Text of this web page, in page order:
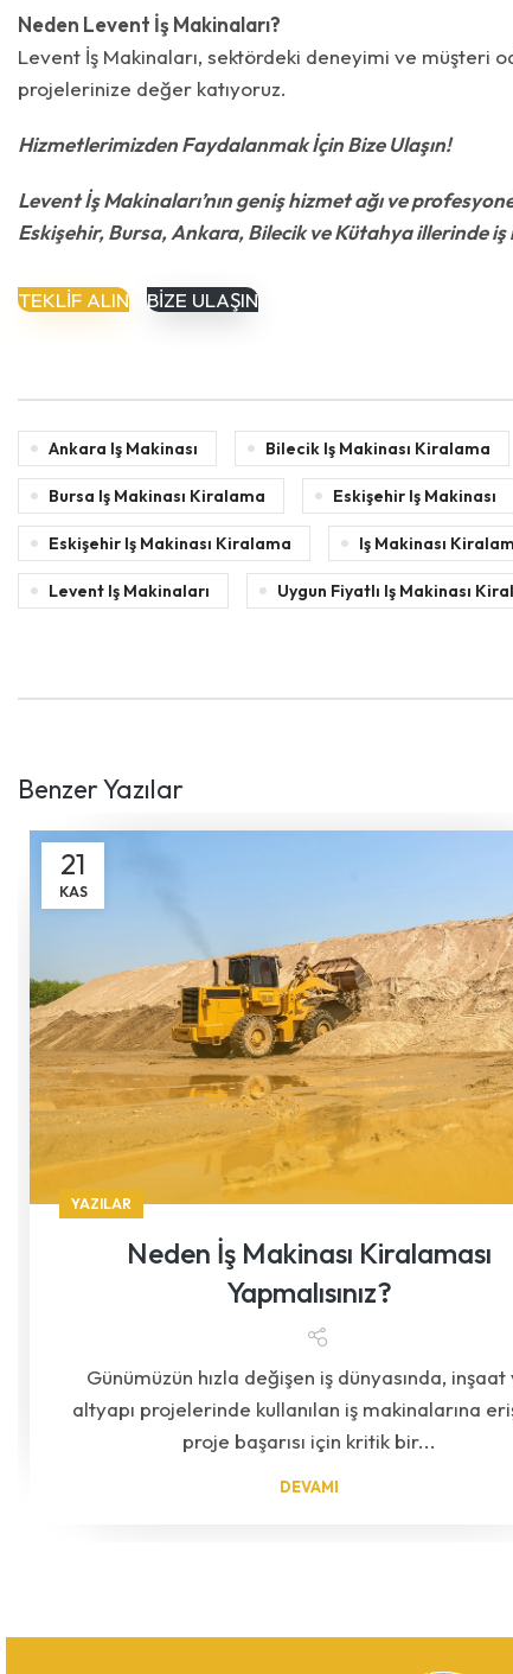
Neden Levent İş Makinaları?
Levent İş Makinaları, sektördeki deneyimi ve müşteri
projelerinize değer katıyoruz.
Hizmetlerimizden Faydalanmak İçin Bize Ulaşın!
Levent İş Makinaları’nın geniş hizmet ağı ve
Eskişehir, Bursa, Ankara, Bilecik ve Kütahya illerinde
TEKLİF ALIN BİZE ULAŞIN
Ankara Iş Makinası Bilecik Iş Makinası Kiralama
Bursa Iş Makinası Kiralama Eskişehir Iş Makinası
Eskişehir Iş Makinası Kiralama Iş Makinası
Levent Iş Makinaları Uygun Fiyatlı Iş Makinası
Benzer Yazılar
21
KAS
YAZILAR
Neden İş Makinası Kiralaması
Yapmalısınız?
Günümüzün hızla değişen iş dünyasında, inşaat
altyapı projelerinde kullanılan iş makinalarına
proje başarısı için kritik bir...
DEVAMI